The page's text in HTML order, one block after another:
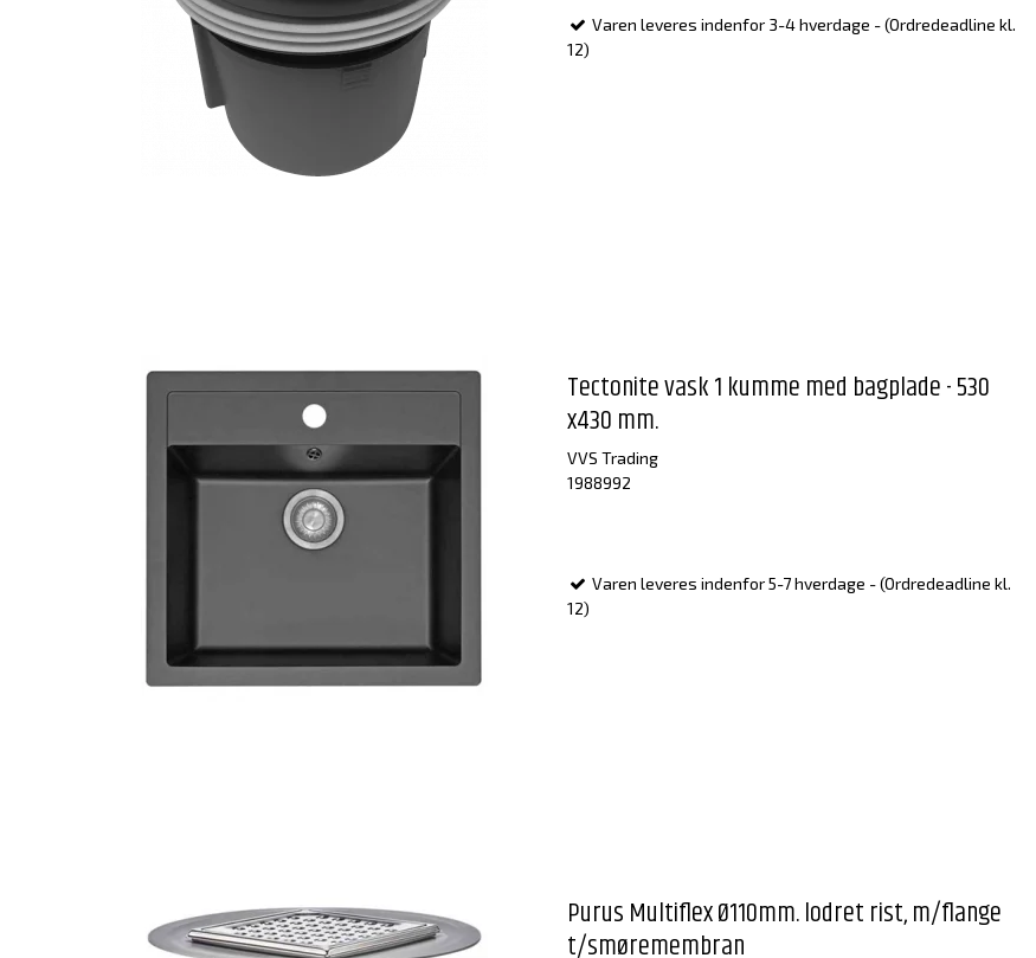
Varen leveres indenfor 3-4 hverdage - (Ordredeadline kl.
12)
Tectonite vask 1 kumme med bagplade - 530
x430 mm.
VVS Trading
1988992
Varen leveres indenfor 5-7 hverdage - (Ordredeadline kl.
12)
Purus Multiflex Ø110mm. lodret rist, m/flange
t/smøremembran